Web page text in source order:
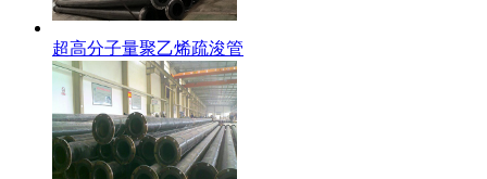
超高分子量聚乙烯疏浚管